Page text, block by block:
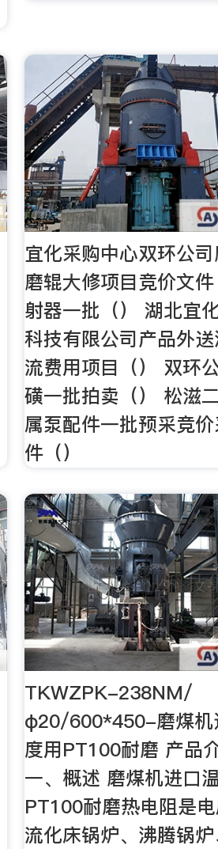
宜化采购中心双环公
磨辊大修项目竞价文
射器一批（） 湖北宜
科技有限公司产品外
流费用项目（） 双环
磺一批拍卖（） 松滋
属泵配件一批预采竞
件（）
TKWZPK-238NM/
φ20/600*450-磨煤机
度用PT100耐磨 产品介
一、概述 磨煤机进口
PT100耐磨热电阻是
流化床锅炉、沸腾锅